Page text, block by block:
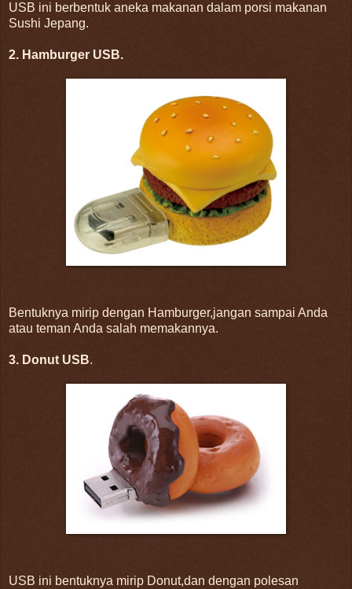
USB ini berbentuk aneka makanan dalam porsi makanan
Sushi Jepang.
2. Hamburger USB.
Bentuknya mirip dengan Hamburger,jangan sampai Anda
atau teman Anda salah memakannya.
3. Donut USB.
USB ini bentuknya mirip Donut,dan dengan polesan